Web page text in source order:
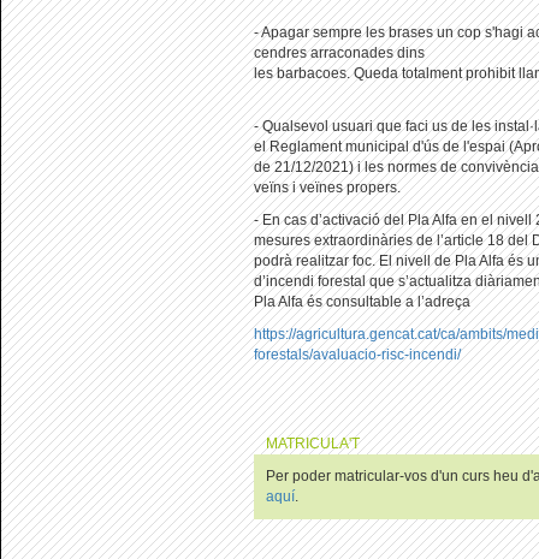
- Apagar sempre les brases un cop s'hagi
cendres arraconades dins
les barbacoes. Queda totalment prohibit
- Qualsevol usuari que faci us de les
el Reglament municipal d'ús de l'espai
de 21/12/2021) i les normes de
veïns i veïnes propers.
- En cas d’activació del Pla Alfa en el
mesures extraordinàries de l’article 18 del
podrà realitzar foc. El nivell de Pla Alfa és
d’incendi forestal que s’actualitza
Pla Alfa és consultable a l’adreça
https://agricultura.gencat.cat/ca/ambits/
forestals/avaluacio-risc-incendi/
MATRICULA'T
Per poder matricular-vos d'un curs heu
aquí.